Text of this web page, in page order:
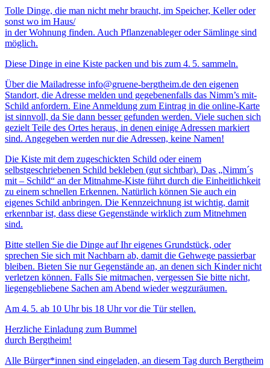
Tolle Dinge, die man nicht mehr braucht, im Speicher, Keller oder
sonst wo im Haus/
in der Wohnung finden. Auch Pflanzen­ableger oder Sämlinge sind
möglich.
Diese Dinge in eine Kiste packen und bis zum 4. 5. sammeln.
Über die Mailadresse info@gruene-bergtheim.de den eigenen
Standort, die Adresse melden und gegebenenfalls das Nimm’s mit-
Schild anfordern. Eine Anmeldung zum Eintrag in die online-Karte
ist sinnvoll, da Sie dann besser gefunden werden. Viele suchen sich
gezielt Teile des Ortes heraus, in denen einige Adressen markiert
sind. Angegeben werden nur die Adressen, keine Namen!
Die Kiste mit dem zugeschickten Schild oder einem
selbstgeschriebenen Schild bekleben (gut sichtbar). Das „Nimm´s
mit – Schild“ an der Mitnahme-Kiste führt durch die Einheitlichkeit
zu einem schnellen Erkennen. Natürlich können Sie auch ein
eigenes Schild anbringen. Die Kennzeichnung ist wichtig, damit
erkennbar ist, dass diese Gegenstände wirklich zum Mitnehmen
sind.
Bitte stellen Sie die Dinge auf Ihr eigenes Grundstück, oder
sprechen Sie sich mit Nachbarn ab, damit die Gehwege passierbar
bleiben. Bieten Sie nur Gegenstände an, an denen sich Kinder nicht
verletzen können. Falls Sie mitmachen, vergessen Sie bitte nicht,
liegengebliebene Sachen am Abend wieder wegzuräumen.
Am 4. 5. ab 10 Uhr bis 18 Uhr vor die Tür stellen.
Herzliche Einladung zum Bummel
durch Bergtheim!
Alle Bürger*innen sind eingeladen, an diesem Tag durch Bergtheim